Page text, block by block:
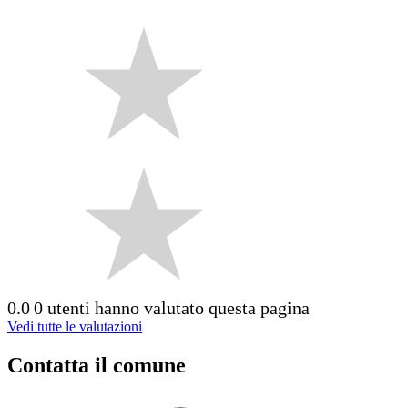
0.00 utenti hanno valutato questa pagina
Vedi tutte le valutazioni
Contatta il comune